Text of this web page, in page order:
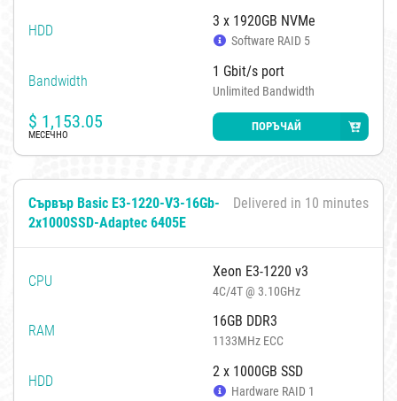
HDD
3 x 1920GB NVMe
Software RAID 5
Bandwidth
1 Gbit/s port
Unlimited Bandwidth
$ 1,153.05
МЕСЕЧНО
ПОРЪЧАЙ
Delivered in 10 minutes
Сървър Basic E3-1220-V3-16Gb-
2x1000SSD-Adaptec 6405E
CPU
Xeon E3-1220 v3
4C/4T @ 3.10GHz
RAM
16GB DDR3
1133MHz ECC
HDD
2 x 1000GB SSD
Hardware RAID 1